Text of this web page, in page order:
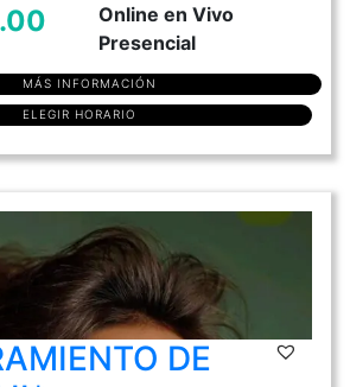
Online en Vivo
Presencial
MÁS INFORMACIÓN
ELEGIR HORARIO
DE